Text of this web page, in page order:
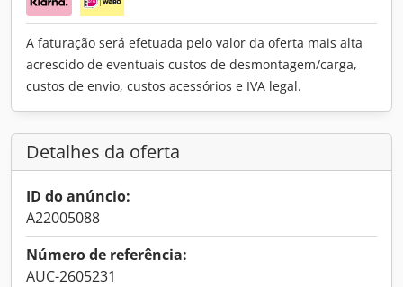
A faturação será efetuada pelo valor da oferta mais alta
acrescido de eventuais custos de desmontagem/carga,
custos de envio, custos acessórios e IVA legal.
Detalhes da oferta
ID do anúncio:
A22005088
Número de referência:
AUC-2605231